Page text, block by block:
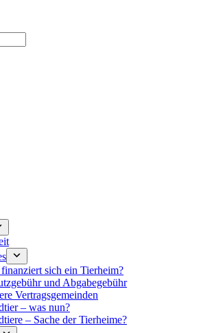
sich ein Tierheim?
und Abgabegebühr
Vertragsgemeinden
– was nun?
– Sache der Tierheime?